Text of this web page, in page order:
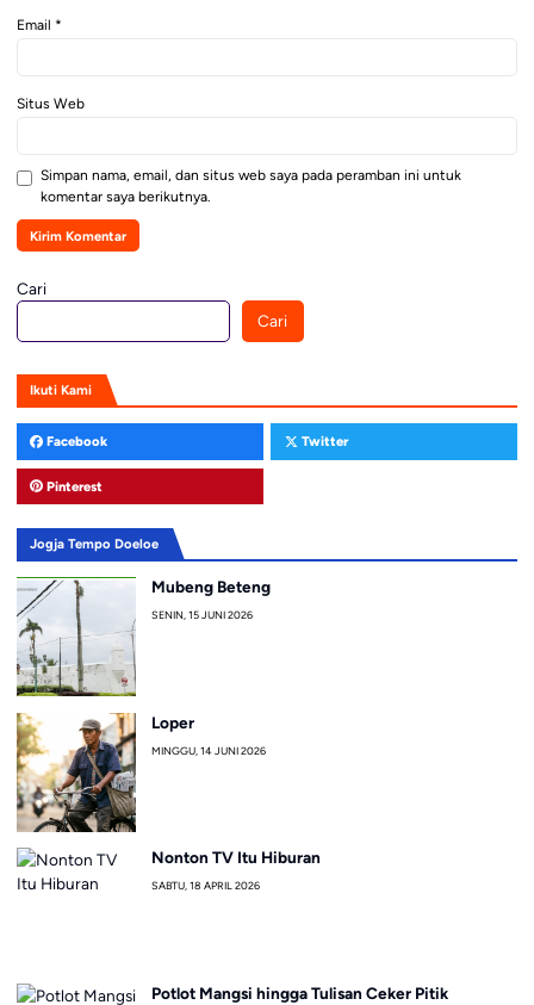
Email *
Situs Web
Simpan nama, email, dan situs web saya pada peramban ini untuk
komentar saya berikutnya.
Cari
Cari
Ikuti Kami
Facebook Twitter
Pinterest
Jogja Tempo Doeloe
Mubeng Beteng
SENIN, 15 JUNI 2026
Loper
MINGGU, 14 JUNI 2026
Nonton TV Itu Hiburan
SABTU, 18 APRIL 2026
Potlot Mangsi hingga Tulisan Ceker Pitik